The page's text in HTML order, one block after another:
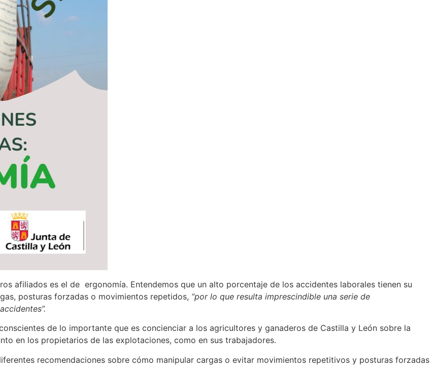
afiliados es el de ergonomía. Entendemos que un alto porcentaje de los accidentes laborales tienen su
posturas forzadas o movimientos repetidos, “por lo que resulta imprescindible una serie de
de lo importante que es concienciar a los agricultores y ganaderos de Castilla y León sobre la
en los propietarios de las explotaciones, como en sus trabajadores.
recomendaciones sobre cómo manipular cargas o evitar movimientos repetitivos y posturas forzadas